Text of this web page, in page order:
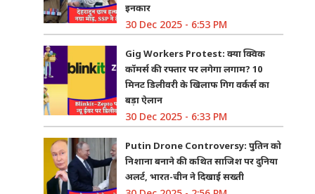
इनकार
30 Dec 2025 - 6:53 PM
Gig Workers Protest: क्या क्विक
कॉमर्स की रफ्तार पर लगेगा लगाम? 10
मिनट डिलीवरी के खिलाफ गिग वर्कर्स का
बड़ा ऐलान
30 Dec 2025 - 6:33 PM
Putin Drone Controversy: पुतिन को
निशाना बनाने की कथित साजिश पर दुनिया
अलर्ट, भारत-चीन ने दिखाई सख्ती